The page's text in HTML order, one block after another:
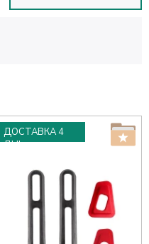
ДОСТАВКА 4
ДНІ